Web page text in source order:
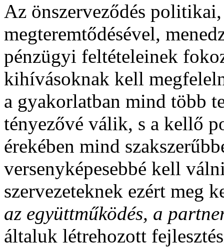
Az önszerveződés
megteremtődésével,
pénzügyi feltételeinek
kihívásoknak kell
a gyakorlatban mind több
tényezővé válik, s a kellő
érekében mind
versenyképesebbé kell
szervezeteknek ezért meg
az együttműködés, a
általuk létrehozott